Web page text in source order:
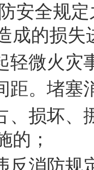
安全规
成的损
轻微火灾
距。堵塞
、损坏、
的；